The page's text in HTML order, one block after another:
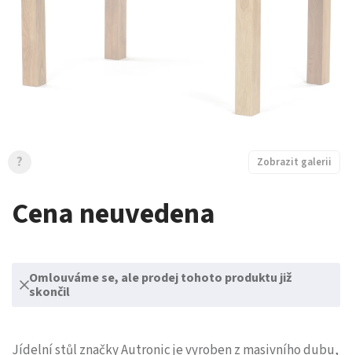
Cena neuvedena
Omlouváme se, ale prodej tohoto produktu již
skončil
Zobrazit galerii
?
Jídelní stůl značky Autronic je vyroben z masivního dubu,